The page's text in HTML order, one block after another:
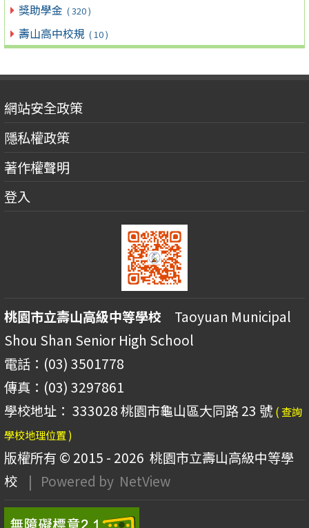
獎助學金 ( 320 )
壽山高中校規 ( 10 )
網站安全政策
隱私權政策
著作權聲明
登入
桃園市立壽山高級中等學校 Taoyuan Municipal
Shou Shan Senior High School
電話：(03) 3501778
傳真：(03) 3297861
學校地址： 333028 桃園市龜山區大同路 23 號 ( 查詢
學校地理位置 )
版權所有 © 2015 - 2026 桃園市立壽山高級中等學
校
| Powered by NetView